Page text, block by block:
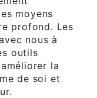
moyens
profond. Les
nous à
outils
la
de soi et